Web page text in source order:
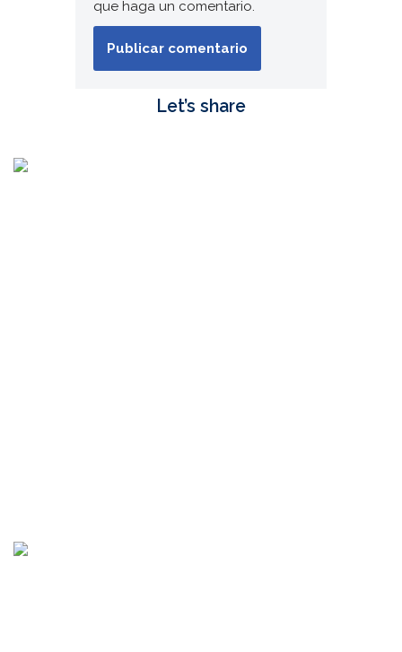
que haga un comentario.
Let’s share